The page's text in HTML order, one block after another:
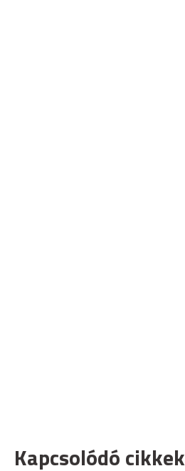
Kapcsolódó cikkek